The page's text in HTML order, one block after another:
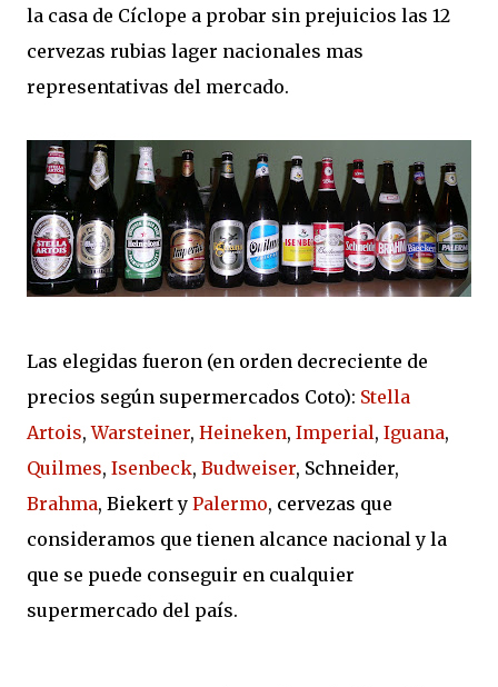
la casa de Cíclope a probar sin prejuicios las 12
cervezas rubias lager nacionales mas
representativas del mercado.
Las elegidas fueron (en orden decreciente de
precios según supermercados Coto): Stella
Artois,Warsteiner, Heineken, Imperial, Iguana,
Quilmes, Isenbeck, Budweiser, Schneider,
Brahma, Biekert y Palermo, cervezas que
consideramos que tienen alcance nacional y la
que se puede conseguir en cualquier
supermercado del país.